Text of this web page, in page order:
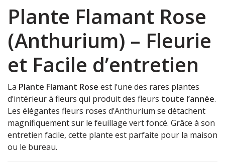
Plante Flamant Rose
(Anthurium) – Fleurie
et Facile d’entretien
La Plante Flamant Rose est l’une des rares plantes
d’intérieur à fleurs qui produit des fleurs toute l’année.
Les élégantes fleurs roses d’Anthurium se détachent
magnifiquement sur le feuillage vert foncé. Grâce à son
entretien facile, cette plante est parfaite pour la maison
ou le bureau.